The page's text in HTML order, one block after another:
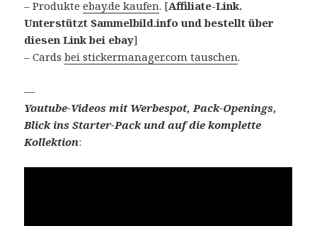
– Produkteebay.de kaufen. [Affiliate-Link.
Unterstützt Sammelbild.info und bestellt über
diesen Link bei ebay]
– Cardsbei stickermanager.com tauschen.
—
Youtube-Videos mit Werbespot, Pack-Openings,
Blick ins Starter-Pack und auf die komplette
Kollektion: